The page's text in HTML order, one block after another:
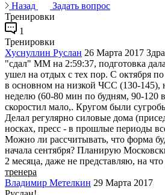
Назад
Задать вопрос
Тренировки
1
Тренировки
Хуснуллин Руслан 26 Марта 2017
"сдал" ММ на 2:59:37, подготовка
ушел на отдых с тех пор. С октября
в основном на низкой ЧСС (130-145),
неделю (60-80 мин по будням, 90-120 в
скоростил мало,. Кругом были
Делал регулярно силовые дома
носках, пресс - в прошлые периоды
Можно ли рассчитывать, что форма
начала сентября? Планирую
2 месяца, даже не представляю, на что
тренера
Владимир Метелкин 29 Марта 2017